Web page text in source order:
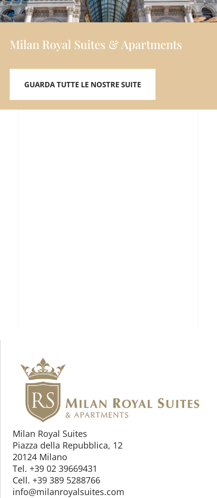
Milan Royal Suites & Apartments
GUARDA TUTTE LE NOSTRE SUITE
Milan Royal Suites
Piazza della Repubblica, 12
20124 Milano
Tel. +39 02 39669431
Cell. +39 389 5288766
info@milanroyalsuites.com